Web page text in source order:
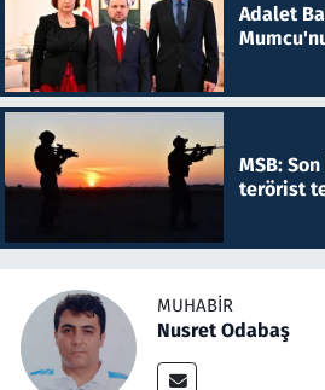
Adalet
MSB:
terörist
MUHABIR
Nusret Odabaş